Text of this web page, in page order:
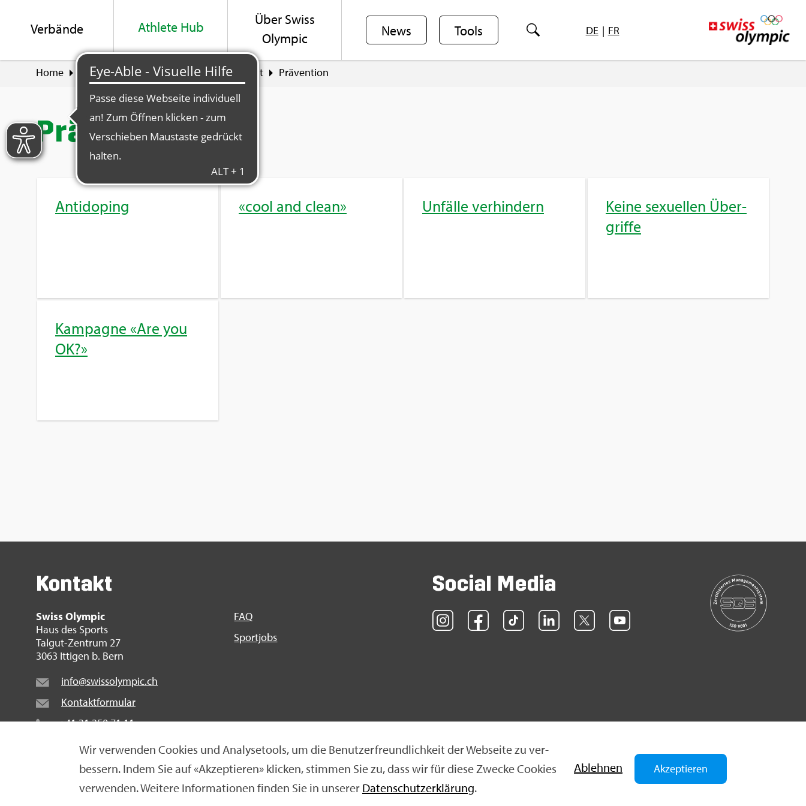
Ver­bän­de Ath­le­te Hub
Über Swiss
Olym­pic
News Tools DE | FR
Home Ath­le­te Hub Leis­tung und Ge­sund­heit Prä­ven­ti­on
Prä­ven­ti­on
An­ti­do­ping «cool and clean» Un­fäl­le ver­hin­dern
Keine se­xu­el­len Über­
grif­fe
Kam­pa­gne «Are you
OK?»
Wir ver­wen­den Coo­kies und Ana­ly­se­tools, um die Be­nut­zer­freund­lich­keit der Web­sei­te zu ver­
bes­sern. Indem Sie auf «Ak­zep­tie­ren» kli­cken, stim­men Sie zu, dass wir für diese Zwe­cke Coo­kies
ver­wen­den. Wei­te­re In­for­ma­tio­nen fin­den Sie in un­se­rer Da­ten­schut­z­er­klä­rung.
Ab­leh­nen Akzeptieren
Kon­takt
Swiss Olym­pic
Haus des Sports
Tal­gut-Zen­trum 27
3063 It­ti­gen b. Bern
info@​swi​ssol​ympi​c.​ch
Kon­takt­for­mu­lar
+41 31 359 71 11
FAQ
Sport­jobs
So­ci­al Media
© Swiss Olym­pic 2026| Im­pres­sum|Da­ten­schut­z­er­klä­rung|Nut­zungs­be­din­gun­gen|Ne­ti­quet­te